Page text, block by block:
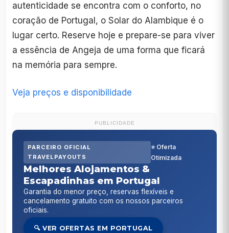
autenticidade se encontra com o conforto, no
coração de Portugal, o Solar do Alambique é o
lugar certo. Reserve hoje e prepare-se para viver
a essência de Angeja de uma forma que ficará
na memória para sempre.
Veja preços e disponibilidade
PUBLICIDADE
PARCEIRO OFICIAL
TRAVELPAYOUTS
⭐ Oferta
Otimizada
Melhores Alojamentos &
Escapadinhas em Portugal
Garantia do menor preço, reservas flexíveis e
cancelamento gratuito com os nossos parceiros
oficiais.
🔍 VER OFERTAS EM PORTUGAL